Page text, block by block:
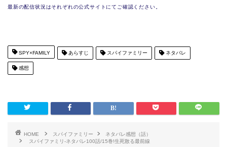
最新の配信状況はそれぞれの公式サイトにてご確認ください。
SPY×FAMILY あらすじ スパイファミリー ネタバレ
感想
HOME スパイファミリー
ネタバレ感想（話）
スパイファミリ-ネタバレ100話/15巻!生死散る最前線